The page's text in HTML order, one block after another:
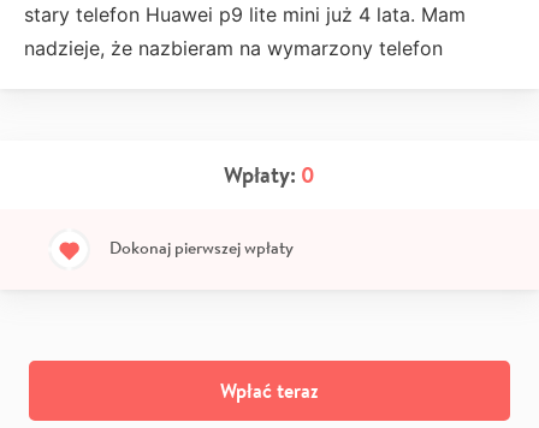
stary telefon Huawei p9 lite mini już 4 lata. Mam
nadzieje, że nazbieram na wymarzony telefon
Wpłaty: 0
Dokonaj pierwszej wpłaty
Wpłać teraz